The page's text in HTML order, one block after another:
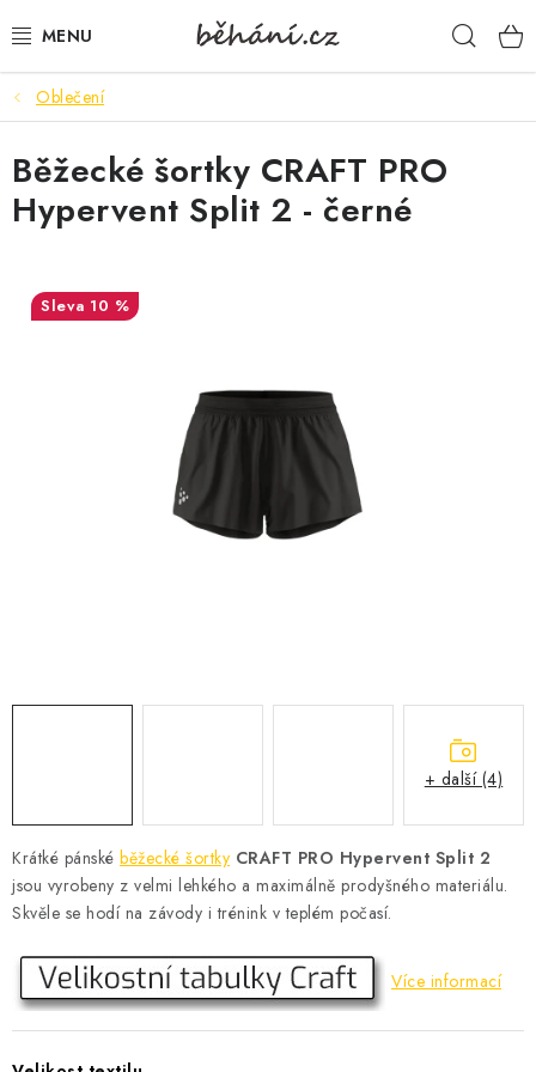
na
BOTY PÁNSKÉ
BOTY DÁMSKÉ
PÁNSKÉ OBLEČENÍ
DÁMSKÉ OBLEČENÍ
DÁRKOVÉ POUKAZY
VELIKOSTNÍ TABULKY
MEGA SLEVY
NOVINKY
NOVINKY MIZUNO
NOVINKY INOV-8
Oblečení
Krátké pánské běžecké šortky CRAFT PRO Hypervent Split 2
jsou vyrobeny z velmi lehkého a maximálně prodyšného materiálu.
Skvěle se hodí na závody i trénink v teplém počasí.
Více informací
Běžecké šortky CRAFT PRO
Hypervent Split 2 - černé
10 %
+ další (4)